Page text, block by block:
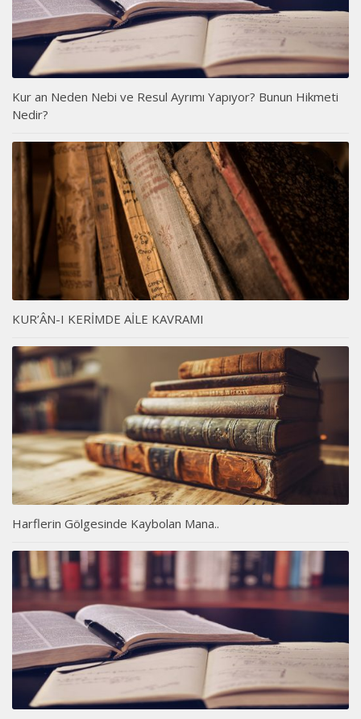
Kur an Neden Nebi ve Resul Ayrımı Yapıyor? Bunun Hikmeti
Nedir?
KUR’ÂN-I KERİMDE AİLE KAVRAMI
Harflerin Gölgesinde Kaybolan Mana..